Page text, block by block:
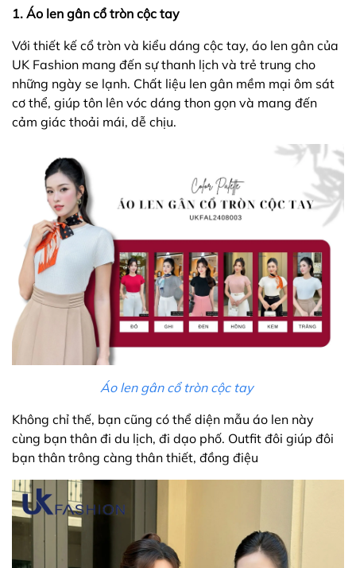
1. Áo len gân cổ tròn cộc tay
Với thiết kế cổ tròn và kiểu dáng cộc tay, áo len gân của
UK Fashion mang đến sự thanh lịch và trẻ trung cho
những ngày se lạnh. Chất liệu len gân mềm mại ôm sát
cơ thể, giúp tôn lên vóc dáng thon gọn và mang đến
cảm giác thoải mái, dễ chịu.
Áo len gân cổ tròn cộc tay
Không chỉ thế, bạn cũng có thể diện mẫu áo len này
cùng bạn thân đi du lịch, đi dạo phố. Outfit đôi giúp đôi
bạn thân trông càng thân thiết, đồng điệu